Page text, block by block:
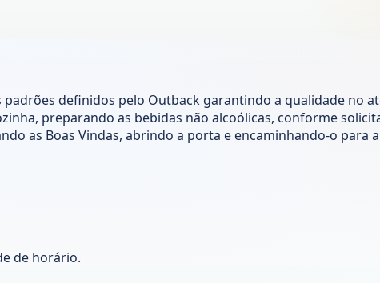
definidos pelo Outback garantindo a qualidade no
preparando as bebidas não alcoólicas, conforme
as Boas Vindas, abrindo a porta e encaminhando-o para
de horário.